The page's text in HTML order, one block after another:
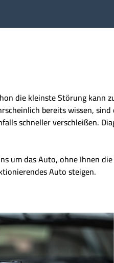
die kleinste Störung kann
bereits wissen, sind
schneller verschleißen.
um das Auto, ohne Ihnen
Auto steigen.